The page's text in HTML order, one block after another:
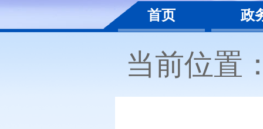
首页 政
当前位置